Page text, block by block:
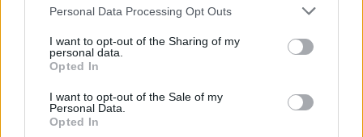
Please note that this website/app uses one or more Google
not limited to your visit or usage behaviour. You may click to
grant or deny consent to Google and its third-party tags to
use your data for below specified purposes in below Google
consent section.
Personal Data Processing Opt Outs
I want to opt-out of the Sharing of my
personal data.
Opted In
I want to opt-out of the Sale of my
Personal Data.
Opted In
KIS LAKÁS BERENDEZÉSE
Stílusos, modern kislakás egy fiatalnak 26 m²-en? Így